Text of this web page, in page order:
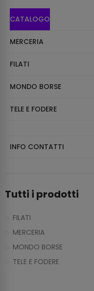
CATALOGO
MERCERIA
FILATI
MONDO BORSE
TELE E FODERE
INFO CONTATTI
Tutti i prodotti
FILATI
MERCERIA
MONDO BORSE
TELE E FODERE